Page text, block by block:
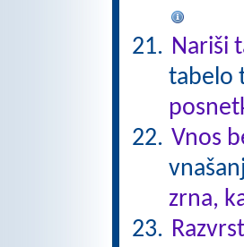
Nariši
tabelo
Vnos
zrna,